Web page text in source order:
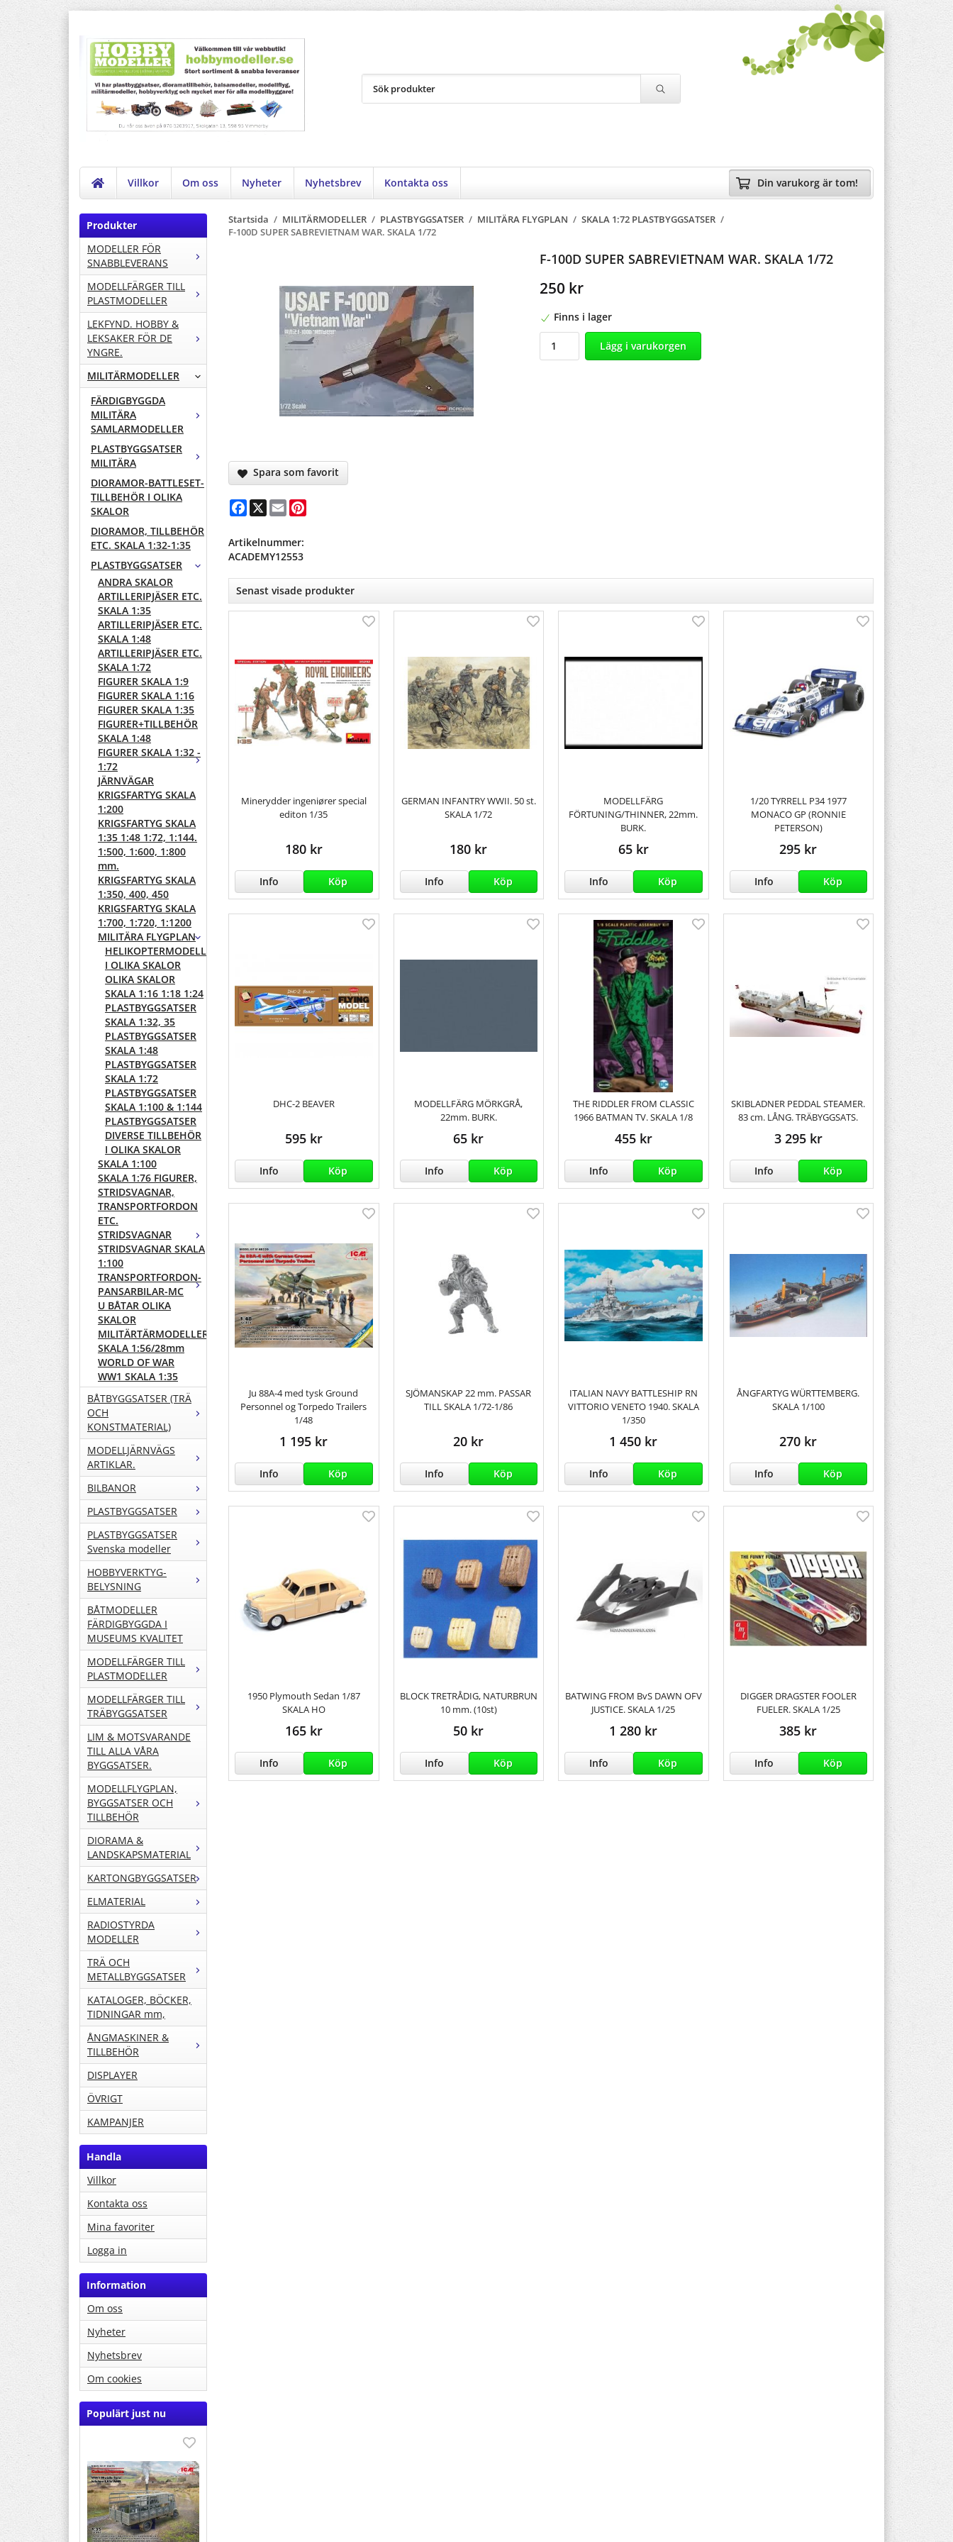
Villkor Om oss Nyheter Nyhetsbrev Kontakta oss Din varukorg är tom!
Produkter
MODELLER FÖR
SNABBLEVERANS
MODELLFÄRGER TILL
PLASTMODELLER
LEKFYND. HOBBY &
LEKSAKER FÖR DE
YNGRE.
MILITÄRMODELLER
FÄRDIGBYGGDA
MILITÄRA
SAMLARMODELLER
PLASTBYGGSATSER
MILITÄRA
DIORAMOR-BATTLESET-
TILLBEHÖR I OLIKA
SKALOR
DIORAMOR, TILLBEHÖR
ETC. SKALA 1:32-1:35
PLASTBYGGSATSER
ANDRA SKALOR
ARTILLERIPJÄSER ETC.
SKALA 1:35
ARTILLERIPJÄSER ETC.
SKALA 1:48
ARTILLERIPJÄSER ETC.
SKALA 1:72
FIGURER SKALA 1:9
FIGURER SKALA 1:16
FIGURER SKALA 1:35
FIGURER+TILLBEHÖR
SKALA 1:48
FIGURER SKALA 1:32 -
1:72
JÄRNVÄGAR
KRIGSFARTYG SKALA
1:200
KRIGSFARTYG SKALA
1:35 1:48 1:72, 1:144.
1:500, 1:600, 1:800
mm.
KRIGSFARTYG SKALA
1:350, 400, 450
KRIGSFARTYG SKALA
1:700, 1:720, 1:1200
MILITÄRA FLYGPLAN
HELIKOPTERMODELLER
I OLIKA SKALOR
OLIKA SKALOR
SKALA 1:16 1:18 1:24
PLASTBYGGSATSER
SKALA 1:32, 35
PLASTBYGGSATSER
SKALA 1:48
PLASTBYGGSATSER
SKALA 1:72
PLASTBYGGSATSER
SKALA 1:100 & 1:144
PLASTBYGGSATSER
DIVERSE TILLBEHÖR
I OLIKA SKALOR
SKALA 1:100
SKALA 1:76 FIGURER,
STRIDSVAGNAR,
TRANSPORTFORDON
ETC.
STRIDSVAGNAR
STRIDSVAGNAR SKALA
1:100
TRANSPORTFORDON-
PANSARBILAR-MC
U BÅTAR OLIKA
SKALOR
MILITÄRTÄRMODELLER
SKALA 1:56/28mm
WORLD OF WAR
WW1 SKALA 1:35
BÅTBYGGSATSER (TRÄ
OCH
KONSTMATERIAL)
MODELLJÄRNVÄGS
ARTIKLAR.
BILBANOR
PLASTBYGGSATSER
PLASTBYGGSATSER
Svenska modeller
HOBBYVERKTYG-
BELYSNING
BÅTMODELLER
FÄRDIGBYGGDA I
MUSEUMS KVALITET
MODELLFÄRGER TILL
PLASTMODELLER
MODELLFÄRGER TILL
TRÄBYGGSATSER
LIM & MOTSVARANDE
TILL ALLA VÅRA
BYGGSATSER.
MODELLFLYGPLAN,
BYGGSATSER OCH
TILLBEHÖR
DIORAMA &
LANDSKAPSMATERIAL
KARTONGBYGGSATSER
ELMATERIAL
RADIOSTYRDA
MODELLER
TRÄ OCH
METALLBYGGSATSER
KATALOGER, BÖCKER,
TIDNINGAR mm,
ÅNGMASKINER &
TILLBEHÖR
DISPLAYER
ÖVRIGT
KAMPANJER
Handla
Villkor
Kontakta oss
Mina favoriter
Logga in
Information
Om oss
Nyheter
Nyhetsbrev
Om cookies
Populärt just nu
Startsida / MILITÄRMODELLER / PLASTBYGGSATSER / MILITÄRA FLYGPLAN / SKALA 1:72 PLASTBYGGSATSER /
F-100D SUPER SABREVIETNAM WAR. SKALA 1/72
F-100D SUPER SABREVIETNAM WAR. SKALA 1/72
250 kr
Finns i lager
Lägg i varukorgen
Spara som favorit
Facebook
X Email
Artikelnummer:
ACADEMY12553
Senast visade produkter
Minerydder ingeniører special
editon 1/35
180 kr
Info Köp
GERMAN INFANTRY WWII. 50 st.
SKALA 1/72
180 kr
Info Köp
MODELLFÄRG
FÖRTUNING/THINNER, 22mm.
BURK.
65 kr
Info Köp
1/20 TYRRELL P34 1977
MONACO GP (RONNIE
PETERSON)
295 kr
Info Köp
DHC-2 BEAVER
595 kr
Info Köp
MODELLFÄRG MÖRKGRÅ,
22mm. BURK.
65 kr
Info Köp
THE RIDDLER FROM CLASSIC
1966 BATMAN TV. SKALA 1/8
455 kr
Info Köp
SKIBLADNER PEDDAL STEAMER.
83 cm. LÅNG. TRÄBYGGSATS.
3 295 kr
Info Köp
Ju 88A-4 med tysk Ground
Personnel og Torpedo Trailers
1/48
1 195 kr
Info Köp
SJÖMANSKAP 22 mm. PASSAR
TILL SKALA 1/72-1/86
20 kr
Info Köp
ITALIAN NAVY BATTLESHIP RN
VITTORIO VENETO 1940. SKALA
1/350
1 450 kr
Info Köp
ÅNGFARTYG WÜRTTEMBERG.
SKALA 1/100
270 kr
Info Köp
1950 Plymouth Sedan 1/87
SKALA HO
165 kr
Info Köp
BLOCK TRETRÅDIG, NATURBRUN
10 mm. (10st)
50 kr
Info Köp
BATWING FROM BvS DAWN OFV
JUSTICE. SKALA 1/25
1 280 kr
Info Köp
DIGGER DRAGSTER FOOLER
FUELER. SKALA 1/25
385 kr
Info Köp